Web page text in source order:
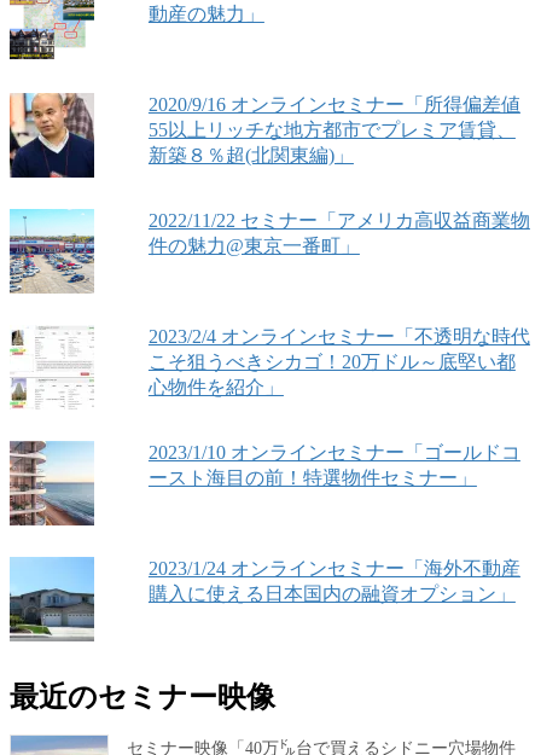
動産の魅力」
2020/9/16 オンラインセミナー「所得偏差値
55以上リッチな地方都市でプレミア賃貸、
新築８％超(北関東編)」
2022/11/22 セミナー「アメリカ高収益商業物
件の魅力@東京一番町」
2023/2/4 オンラインセミナー「不透明な時代
こそ狙うべきシカゴ！20万ドル～底堅い都
心物件を紹介」
2023/1/10 オンラインセミナー「ゴールドコ
ースト海目の前！特選物件セミナー」
2023/1/24 オンラインセミナー「海外不動産
購入に使える日本国内の融資オプション」
最近のセミナー映像
セミナー映像「40万㌦台で買えるシドニー穴場物件